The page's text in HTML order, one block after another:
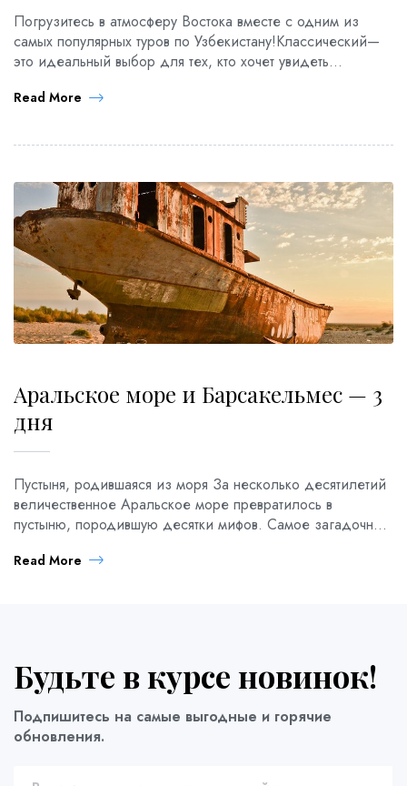
Погрузитесь в атмосферу Востока вместе с одним из
самых популярных туров по Узбекистану!Классический—
это идеальный выбор для тех, кто хочет увидеть
ждут новые впечатления, интересные знакомства и живое
без забот. Вы полюбуетесь современным и энергичным
ансамблей Самарканда, насладитесь […]
Read More
Аральское море и Барсакельмес — 3
дня
Пустыня, родившаяся из моря За несколько десятилетий
величественное Аральское море превратилось в
пустыню, породившую десятки мифов. Самое загадочное
легендами, о которых вам расскажет наш опытный гид.
Read More
Будьте в курсе новинок!
Подпишитесь на самые выгодные и горячие
обновления.